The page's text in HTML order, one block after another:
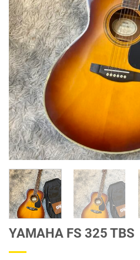
YAMAHA FS 325 TBS